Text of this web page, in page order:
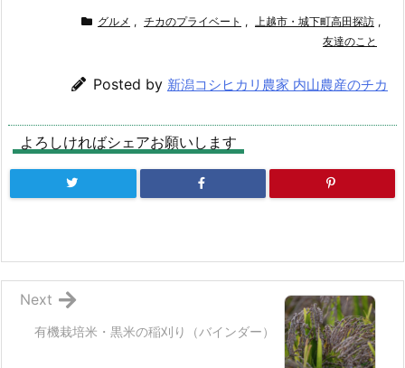
グルメ , チカのプライベート , 上越市・城下町高田探訪 ,
友達のこと
Posted by 新潟コシヒカリ農家 内山農産のチカ
よろしければシェアお願いします
有機栽培米・黒米の稲刈り（バインダー）
Next